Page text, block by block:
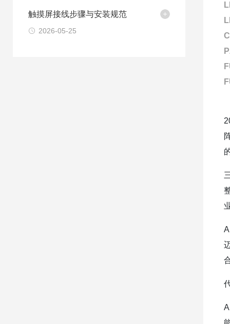
触摸屏接线步骤与安装规范
2026-05-25